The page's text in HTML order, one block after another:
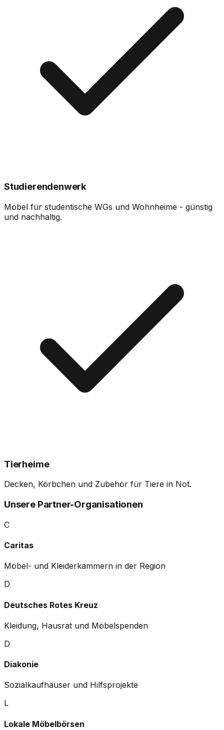
Studierendenwerk
Möbel für studentische WGs und Wohnheime - günstig
und nachhaltig.
Tierheime
Decken, Körbchen und Zubehör für Tiere in Not.
Unsere Partner-Organisationen
C
Caritas
Möbel- und Kleiderkammern in der Region
D
Deutsches Rotes Kreuz
Kleidung, Hausrat und Möbelspenden
D
Diakonie
Sozialkaufhäuser und Hilfsprojekte
L
Lokale Möbelbörsen